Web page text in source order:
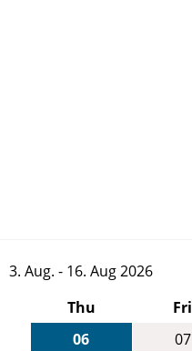
3. Aug. - 16. Aug 2026
Thu Fri
06 07